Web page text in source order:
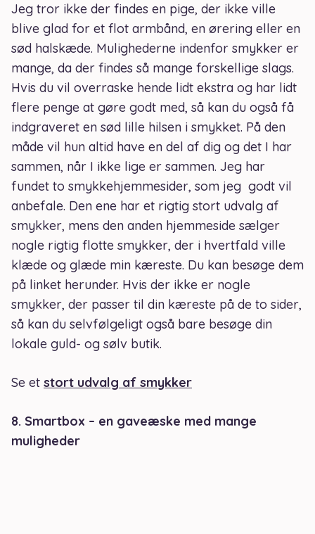
Jeg tror ikke der findes en pige, der ikke ville
blive glad for et flot armbånd, en ørering eller en
sød halskæde. Mulighederne indenfor smykker er
mange, da der findes så mange forskellige slags.
Hvis du vil overraske hende lidt ekstra og har lidt
flere penge at gøre godt med, så kan du også få
indgraveret en sød lille hilsen i smykket. På den
måde vil hun altid have en del af dig og det I har
sammen, når I ikke lige er sammen. Jeg har
fundet to smykkehjemmesider, som jeg godt vil
anbefale. Den ene har et rigtig stort udvalg af
smykker, mens den anden hjemmeside sælger
nogle rigtig flotte smykker, der i hvertfald ville
klæde og glæde min kæreste. Du kan besøge dem
på linket herunder. Hvis der ikke er nogle
smykker, der passer til din kæreste på de to sider,
så kan du selvfølgeligt også bare besøge din
lokale guld- og sølv butik.
Se et stort udvalg af smykker
8. Smartbox – en gaveæske med mange
muligheder